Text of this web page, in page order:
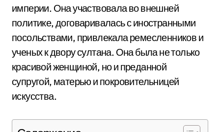
империи. Она участвовала во внешней
политике, договаривалась с иностранными
посольствами, привлекала ремесленников и
ученых к двору султана. Она была не только
красивой женщиной, но и преданной
супругой, матерью и покровительницей
искусства.